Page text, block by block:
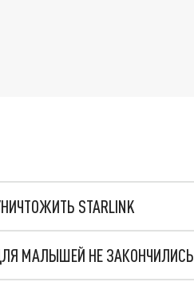
STARLINK
МАЛЫШЕЙ НЕ ЗАКОНЧИЛИСЬ